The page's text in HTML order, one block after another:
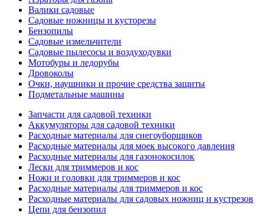
Валики садовые
Садовые ножницы и кусторезы
Бензопилы
Садовые измельчители
Садовые пылесосы и воздуходувки
Мотобуры и ледорубы
Дровоколы
Очки, наушники и прочие средства защиты
Подметальные машины
Запчасти для садовой техники
Аккумуляторы для садовой техники
Расходные материалы для снегоуборщиков
Расходные материалы для моек высокого давления
Расходные материалы для газонокосилок
Лески для триммеров и кос
Ножи и головки для триммеров и кос
Расходные материалы для триммеров и кос
Расходные материалы для садовых ножниц и кустрезов
Цепи для бензопил